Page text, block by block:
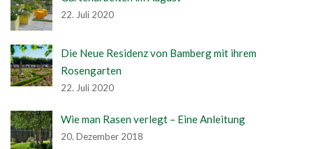
22. Juli 2020
Die Neue Residenz von Bamberg mit ihrem
Rosengarten
22. Juli 2020
Wie man Rasen verlegt – Eine Anleitung
20. Dezember 2018